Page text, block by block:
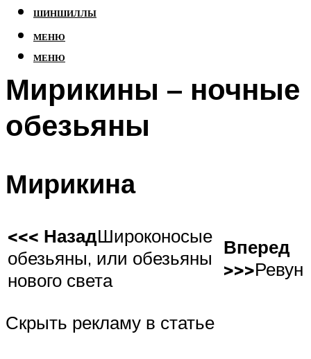
ШИНШИЛЛЫ
МЕНЮ
МЕНЮ
Мирикины – ночные
обезьяны
Мирикина
<<< НазадШироконосые
обезьяны, или обезьяны
нового света
Вперед
>>>Ревун
Скрыть рекламу в статье